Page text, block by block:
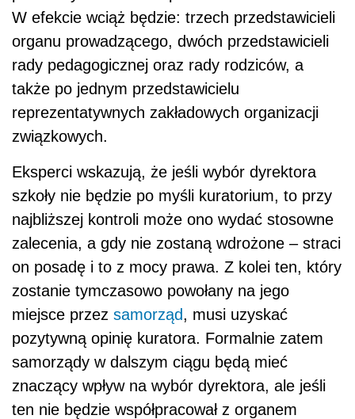
W efekcie wciąż będzie: trzech przedstawicieli
organu prowadzącego, dwóch przedstawicieli
rady pedagogicznej oraz rady rodziców, a
także po jednym przedstawicielu
reprezentatywnych zakładowych organizacji
związkowych.
Eksperci wskazują, że jeśli wybór dyrektora
szkoły nie będzie po myśli kuratorium, to przy
najbliższej kontroli może ono wydać stosowne
zalecenia, a gdy nie zostaną wdrożone – straci
on posadę i to z mocy prawa. Z kolei ten, który
zostanie tymczasowo powołany na jego
miejsce przez samorząd, musi uzyskać
pozytywną opinię kuratora. Formalnie zatem
samorządy w dalszym ciągu będą mieć
znaczący wpływ na wybór dyrektora, ale jeśli
ten nie będzie współpracował z organem